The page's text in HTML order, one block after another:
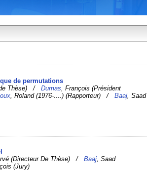
de permutations
de Thèse) /Dumas , François (Président
, Roland (1976-....) (Rapporteur) /Baaj , Saad
(Directeur De Thèse) /Baaj, Saad
(Jury)